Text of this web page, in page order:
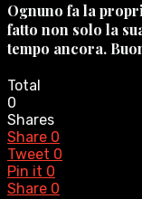
Ognuno fa la
fatto non solo la
tempo ancora.
Total
0
Shares
Share 0
Tweet 0
Pin it 0
Share 0